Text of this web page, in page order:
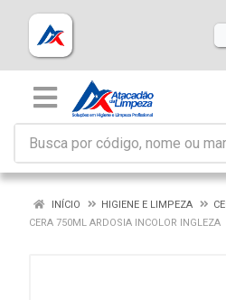
INÍCIO HIGIENE E LIMPEZA
CERA 750ML ARDOSIA INCOLOR INGLEZA